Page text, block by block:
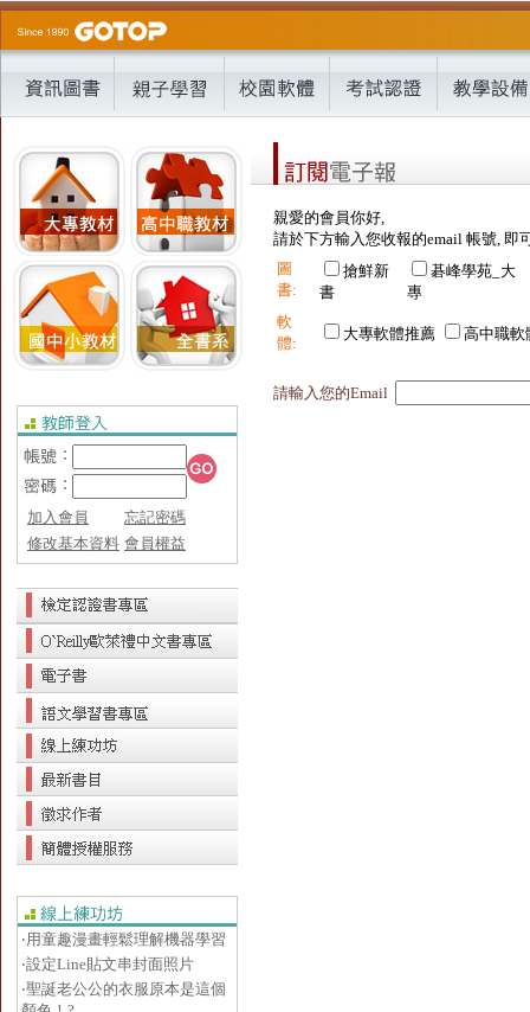
加入會員
忘記密碼
修改基本資料 會員權益
‧用童趣漫畫輕鬆理解機器學習
‧設定Line貼文串封面照片
‧聖誕老公公的衣服原本是這個
親愛的會員你好,
請於下方輸入您收報的email 帳號, 即
圖
書:
搶鮮新
書
碁峰學苑_大
專
軟
體:
大專軟體推薦 高中職軟
請輸入您的Email